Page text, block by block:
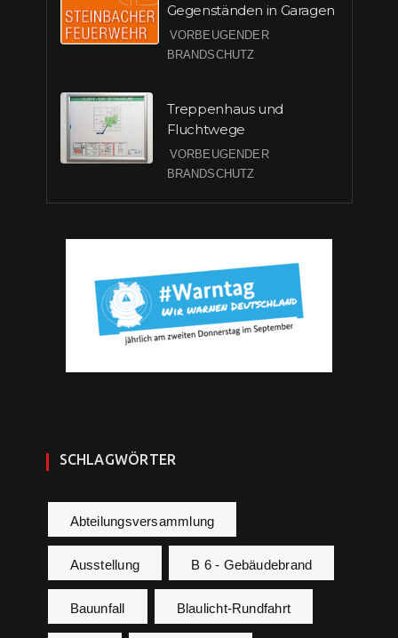
Gegenständen in Garagen
VORBEUGENDER
BRANDSCHUTZ
Treppenhaus und
Fluchtwege
VORBEUGENDER
BRANDSCHUTZ
SCHLAGWÖRTER
Abteilungsversammlung
Ausstellung B 6 - Gebäudebrand
Bauunfall Blaulicht-Rundfahrt